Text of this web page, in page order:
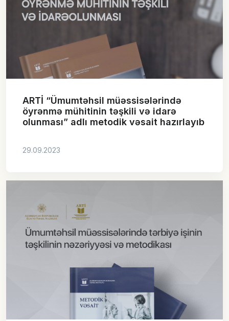
ARTİ “Ümumtəhsil müəssisələrində
öyrənmə mühitinin təşkili və idarə
olunması” adlı metodik vəsait hazırlayıb
29.09.2023